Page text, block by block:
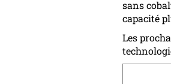
sans
capacité
Les